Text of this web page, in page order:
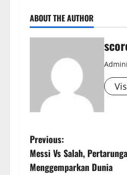
ABOUT THE AUTHOR
P
o
Previous:
Messi Vs Salah,
Menggemparkan Dunia